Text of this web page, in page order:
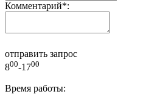
Комментарий*:
отправить запрос
800-1700
Время работы: